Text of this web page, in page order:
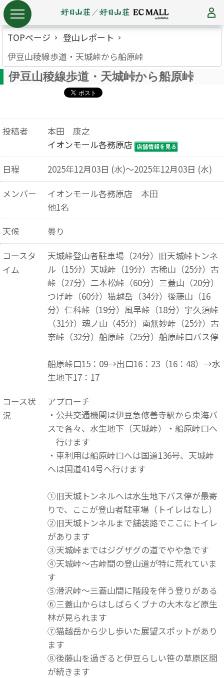
TOPページ
登山レポート
伊豆山稜線歩道・天城峠から船原峠
伊豆山稜線歩道・天城峠から船原峠
投稿者
本田 康之
イオンモール各務原店
日程
2025年12月03日 (水)～2025年12月03日 (水)
メンバー
イオンモール各務原店 本田
他1名
天候
曇り
コースタ
イム
天城峠登山者駐車場（24分）旧天城峠トンネ
ル（15分）天城峠（19分）古稀山（25分）古
峠（27分）二本松峠（60分）三蓋山（20分）
つげ峠（60分）猫越岳（34分）後藤山（16
分）仁科峠（19分）風早峠（18分）宇久須峠
（31分）魂ノ山（45分）南無妙峠（25分）古
奈峠（32分）船原峠（25分）船原峠口バス停
船原峠口15：09→出口16：23（16：48）→水
生地下17：17
コース状
況
アプローチ
・公共交通機関は伊豆急修善寺駅から東海バ
スで各々、水生地下（天城峠）・船原峠口へ
行けます
・車利用は船原峠口へは国道136号、天城峠
へは国道414号へ行けます
①旧天城トンネルへは水生地下バス停が最寄
りで、ここが登山者駐車場（トイレはなし）
②旧天城トンネルまで舗装路でここにトイレ
があります
③天城峠まではジグザグの道でやや急です
④天城峠～古峠間の登山道が特に荒れていま
す
⑤滑沢峠～三蓋山間に階段を伴う登りがある
⑥三蓋山からはしばらくブナの大木など原生
林が見られます
⑦猫越岳から少し歩いた展望スポットがあり
ます
⑧後藤山を過ぎると伊豆らしい笹の草原区間
が続きます